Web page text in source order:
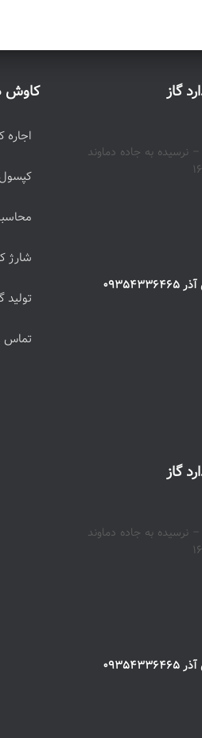
گاز
نرسیده به جاده دماوند
گاز
نرسیده به جاده دماوند
کاوش
شارژ
تولید
تماس